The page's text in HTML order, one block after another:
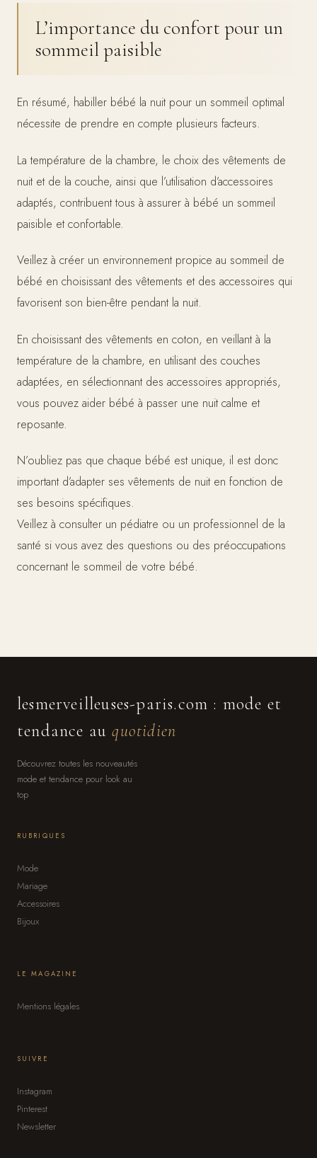
L’importance du confort pour un
sommeil paisible
En résumé, habiller bébé la nuit pour un sommeil optimal
nécessite de prendre en compte plusieurs facteurs.
La température de la chambre, le choix des vêtements de
nuit et de la couche, ainsi que l’utilisation d’accessoires
adaptés, contribuent tous à assurer à bébé un sommeil
paisible et confortable.
Veillez à créer un environnement propice au sommeil de
bébé en choisissant des vêtements et des accessoires qui
favorisent son bien-être pendant la nuit.
En choisissant des vêtements en coton, en veillant à la
température de la chambre, en utilisant des couches
adaptées, en sélectionnant des accessoires appropriés,
vous pouvez aider bébé à passer une nuit calme et
reposante.
N’oubliez pas que chaque bébé est unique, il est donc
important d’adapter ses vêtements de nuit en fonction de
ses besoins spécifiques.
Veillez à consulter un pédiatre ou un professionnel de la
santé si vous avez des questions ou des préoccupations
concernant le sommeil de votre bébé.
lesmerveilleuses-paris.com : mode et
tendance auquotidien
Découvrez toutes les nouveautés
mode et tendance pour look au
top
RUBRIQUES
Mode
Mariage
Accessoires
Bijoux
LE MAGAZINE
Mentions légales
SUIVRE
Instagram
Pinterest
Newsletter